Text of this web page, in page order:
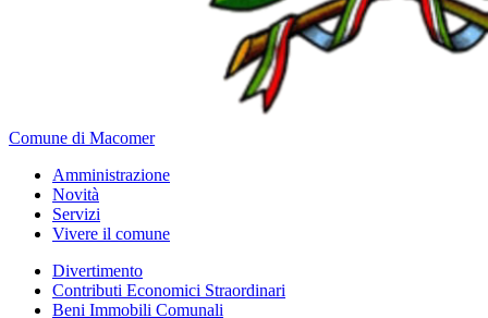
Comune di Macomer
Amministrazione
Novità
Servizi
Vivere il comune
Divertimento
Contributi Economici Straordinari
Beni Immobili Comunali